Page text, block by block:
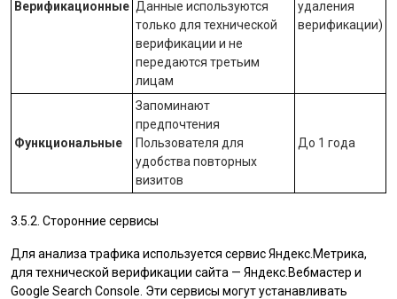
Верификационные Данные используются
только для технической
верификации и не
передаются третьим
лицам
удаления
верификации)
Функциональные
Запоминают
предпочтения
Пользователя для
удобства повторных
визитов
До 1 года
3.5.2. Сторонние сервисы
Для анализа трафика используется сервис Яндекс.Метрика,
для технической верификации сайта — Яндекс.Вебмастер и
Google Search Console. Эти сервисы могут устанавливать